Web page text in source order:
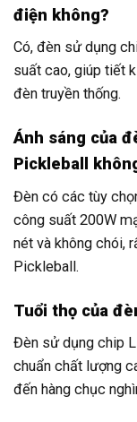
điện không?
Có, đèn sử dụng
suất cao, giúp tiết
đèn truyền thống.
Ánh sáng của
Pickleball
Đèn có các tùy
công suất 200W
nét và không chói,
Pickleball.
Tuổi thọ của
Đèn sử dụng chip
chuẩn chất lượng
đến hàng chục